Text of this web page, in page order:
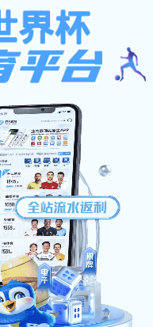
申请,新人
金
首页 技师学院首页
人注册游戏送58
游戏送58元体验金:注册
送58元体验金 首钢技师